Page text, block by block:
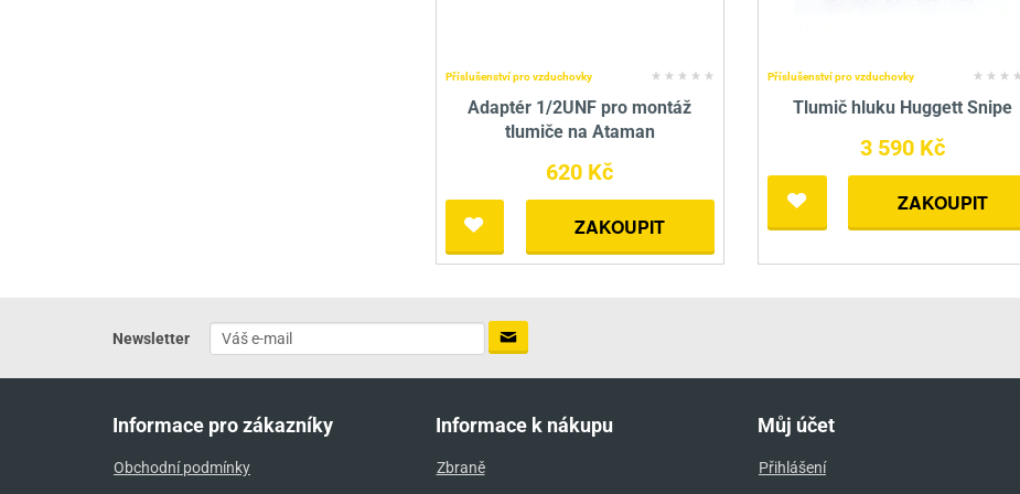
Příslušenství pro vzduchovky
Adaptér 1/2UNF pro montáž
tlumiče na Ataman
620 Kč
ZAKOUPIT
Příslušenství pro vzduchovky
Tlumič hluku Huggett Snipe
3 590 Kč
ZAKOUPIT
Newsletter
Informace pro zákazníky
Obchodní podmínky
Informace k nákupu
Zbraně
Můj účet
Přihlášení